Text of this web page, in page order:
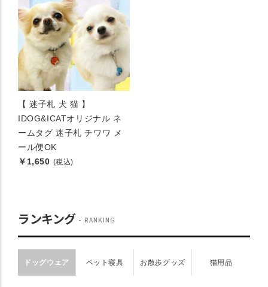
【 迷子札 犬 猫 】
IDOG&ICATオリジナル ネ
ームタグ 迷子札 チワワ メ
ール便OK
￥1,650 (税込)
ランキング RANKING
ドッグウェア ペット寝具 お散歩グッズ 猫用品